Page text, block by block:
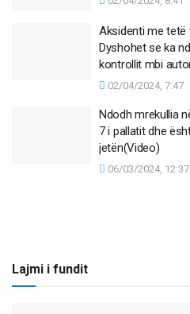
Aksidenti me tetë
Dyshohet se ka
kontrollit mbi
02/04/2024, 7:47
Ndodh mrekullia
7 i pallatit dhe
jetën(Video)
06/03/2024, 12:37
Lajmi i fundit